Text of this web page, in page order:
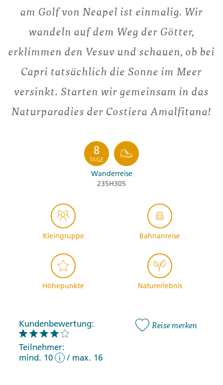
am Golf von Neapel ist einmalig. Wir
wandeln auf dem Weg der Götter,
erklimmen den Vesuv und schauen, ob bei
Capri tatsächlich die Sonne im Meer
versinkt. Starten wir gemeinsam in das
Naturparadies der Costiera Amalfitana!
8
TAGE
Wanderreise
235H305
Kleingruppe Bahnanreise
Höhepunkte Naturerlebnis
Kundenbewertung:
Teilnehmer:
mind. 10
i / max. 16
Reise merken